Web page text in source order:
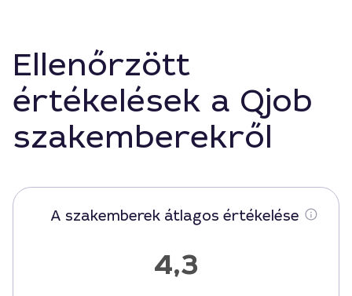
Ellenőrzött
értékelések a Qjob
szakemberekről
A szakemberek átlagos értékelése
4,3